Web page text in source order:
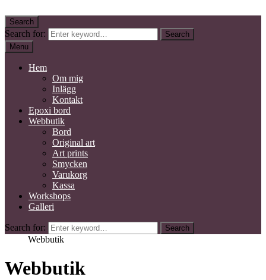
Kidby Design
Mixed media konstnär
Search
Search for:
Search
Menu
Hem
Om mig
Inlägg
Kontakt
Epoxi bord
Webbutik
Bord
Original art
Art prints
Smycken
Varukorg
Kassa
Workshops
Galleri
Search for: Search
Webbutik
Webbutik